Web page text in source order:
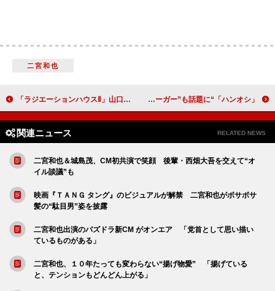
二宮和也
「ラジエーションハウスⅡ」山口紗弥加“たまき”の生き方に反響 「山口紗弥加が髪を上げながら歩く姿にときめいた」 「ハンオシ」“百瀬”坂口健太郎の「ツンデレがたまらん」 「食テロ極まりない」“モモセバーガー”も話題に
関連ニュース RELATED NEWS
二宮和也＆城島茂、CM初共演で笑顔 後輩・西畑大吾を交えて“オ
イル談議”も
映画『ＴＡＮＧ タング』のビジュアルが解禁 二宮和也がボサボサ
髪の“駄目男”姿を披露
二宮和也出演のパズドラ新CM がオンエア 「党首として思い描い
ているものがある」
二宮和也、１０年たっても変わらない“揚げ物愛” 「揚げている
と、テンションもどんどん上がる」